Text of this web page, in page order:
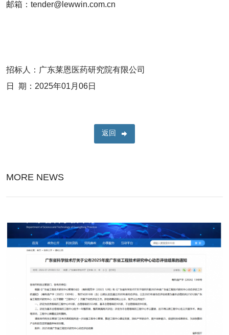
邮箱：tender@lewwin.com.cn
招标人：广东莱恩医药研究院有限公司
日 期：2025年01月06日
返回
MORE NEWS